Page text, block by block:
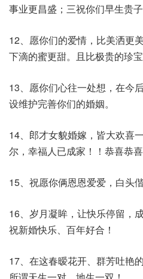
事业更昌盛；三祝你们早生贵
12、愿你们的爱情，比美洒更
下滴的蜜更甜。且比极贵的珍宝
13、愿你们心往一处想，在今
设维护完善你们的婚姻。
14、郎才女貌婚嫁，皆大欢喜
尔，幸福人已成家！！恭喜恭喜
15、祝愿你俩恩恩爱爱，白头
16、岁月凝眸，让快乐停留，
祝新婚快乐、百年好合！
17、在这春暧花开、群芳吐艳